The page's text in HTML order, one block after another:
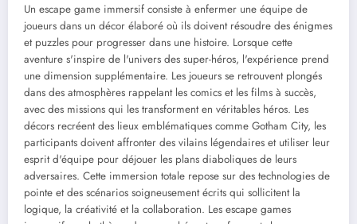
Un escape game immersif consiste à enfermer une équipe de
joueurs dans un décor élaboré où ils doivent résoudre des énigmes
et puzzles pour progresser dans une histoire. Lorsque cette
aventure s'inspire de l'univers des super-héros, l'expérience prend
une dimension supplémentaire. Les joueurs se retrouvent plongés
dans des atmosphères rappelant les comics et les films à succès,
avec des missions qui les transforment en véritables héros. Les
décors recréent des lieux emblématiques comme Gotham City, les
participants doivent affronter des vilains légendaires et utiliser leur
esprit d'équipe pour déjouer les plans diaboliques de leurs
adversaires. Cette immersion totale repose sur des technologies de
pointe et des scénarios soigneusement écrits qui sollicitent la
logique, la créativité et la collaboration. Les escape games